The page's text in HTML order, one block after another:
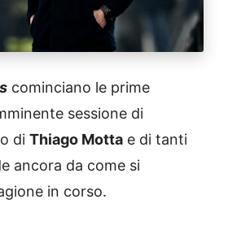
cominciano le prime
sessione di
di Thiago Motta e di tanti
ancora da come si
in corso.